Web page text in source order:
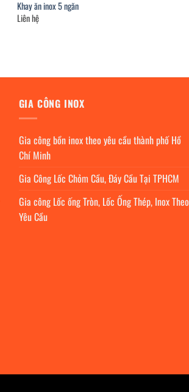
Khay ăn inox 5 ngăn
Liên hệ
GIA CÔNG INOX
Gia công bồn inox theo yêu cầu thành phố Hồ
Chí Minh
Gia Công Lốc Chỏm Cầu, Đáy Cầu Tại TPHCM
Gia công Lốc ống Tròn, Lốc Ống Thép, Inox Theo
Yêu Cầu